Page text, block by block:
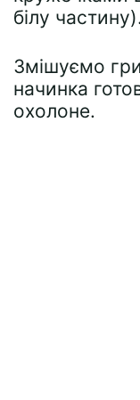
білу
Змішуємо
начинка
охолоне.